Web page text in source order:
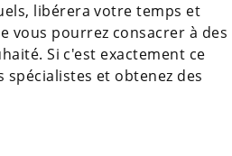
libérera votre temps et
vous pourrez consacrer à des
Si c'est exactement ce
et obtenez des